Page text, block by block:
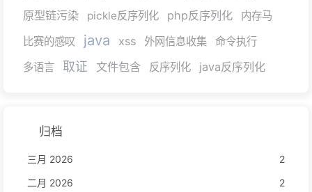
原型链污染
pickle反序列化 php反序列化
内存马
比赛的感叹
java xss 外网信息收集
命令执行
多语言
取证 文件包含 反序列化 java反序列化
归档
三月 2026
2
二月 2026
2